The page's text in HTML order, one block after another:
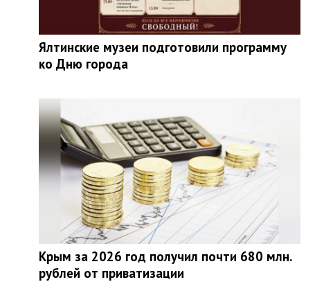
Ялтинские музеи подготовили программу
ко Дню города
Крым за 2026 год получил почти 680 млн.
рублей от приватизации